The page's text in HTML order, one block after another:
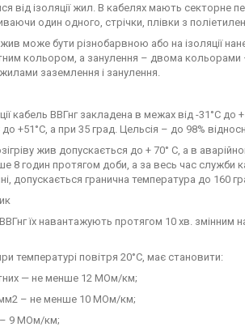
від ізоляції жил. В кабелях мають секторне
один одного, стрічки, плівки з
жив може бути різнобарвною або на ізоляції
кольором, а занулення – двома кольорами
заземлення і занулення.
кабель ВВГнг закладена в межах від -31°С до
+51°С, а при 35 град. Цельсія – до 98%
жив допускається до + 70° С, а в
8 годин протягом доби, а за весь час служби
допускається гранична температура до 160
ВВГнг їх навантажують протягом 10 хв.
температурі повітря 20°С, має становити:
— не менше 12 МОм/км;
мм2 – не менше 10 МОм/км;
– 9 МОм/км;